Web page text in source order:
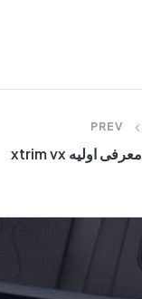
PREV
معرفی اولیه xtrim vx